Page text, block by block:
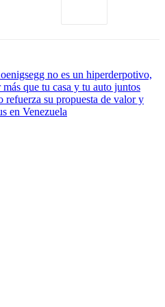
no es un hiperderpotivo,
que tu casa y tu auto juntos
refuerza su propuesta de valor y
en Venezuela